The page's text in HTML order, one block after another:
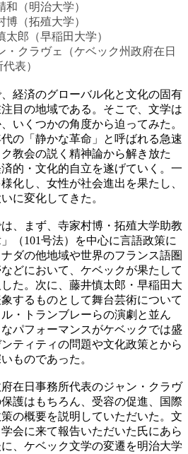
和（明治大学）
博（拓殖大学）
太郎（早稲田大学）
・クラヴェ（ケベック州政府在日
表）
経済のグローバル化と文化の固有
目の地域である。そこで、文学は
いくつかの角度から迫ってみた。
の「静かな革命」と呼ばれる急速
教会の説く精神論から解き放た
的・文化的自立を遂げていく。一
化し、女性が社会進出を果たし、
に変化してきた。
、まず、寺家村博・拓殖大学助教
（101号法）を中心に言語政策に
ダの他地域や世界のフランス語圏
どにおいて、ケベックが果たして
た。次に、藤井慎太郎・早稲田大
するものとして舞台芸術について
・トランブレーらの演劇と並ん
パフォーマンスがケベックでは盛
ティティの問題や文化政策とから
ものであった。
在日事務所代表のジャン・クラヴ
護はもちろん、受容の促進、国際
の概要を説明していただいた。文
会に来て報告いただいた氏にあら
、ケベック文学の変遷を明治大学